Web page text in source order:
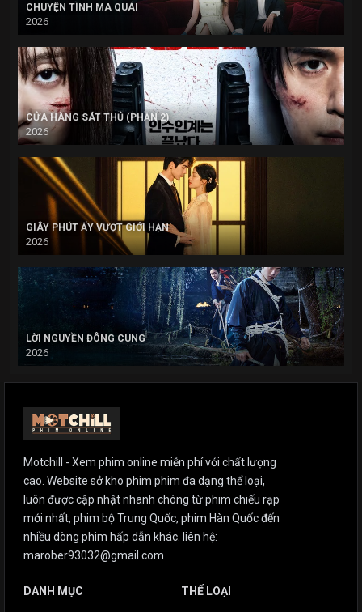
CHUYỆN TÌNH MA QUÁI
2026
CỬA HÀNG SÁT THỦ (PHẦN 2)
2026
GIÂY PHÚT ẤY VƯỢT GIỚI HẠN
2026
LỜI NGUYỀN ĐÔNG CUNG
2026
Motchill - Xem phim online miễn phí với chất lượng
cao. Website sở kho phim phim đa dạng thể loại,
luôn được cập nhật nhanh chóng từ phim chiếu rạp
mới nhất, phim bộ Trung Quốc, phim Hàn Quốc đến
nhiều dòng phim hấp dẫn khác. liên hệ:
marober93032@gmail.com
DANH MỤC THỂ LOẠI